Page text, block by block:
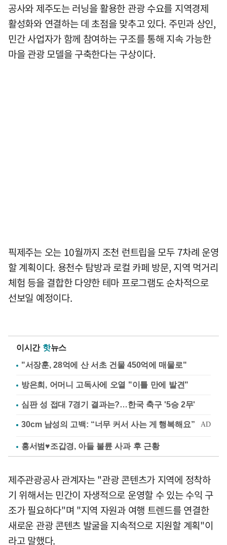
공사와 제주도는 러닝을 활용한 관광 수요를 지역경제
활성화와 연결하는 데 초점을 맞추고 있다. 주민과 상인,
민간 사업자가 함께 참여하는 구조를 통해 지속 가능한
마을 관광 모델을 구축한다는 구상이다.
픽제주는 오는 10월까지 조천 런트립을 모두 7차례 운영
할 계획이다. 용천수 탐방과 로컬 카페 방문, 지역 먹거리
체험 등을 결합한 다양한 테마 프로그램도 순차적으로
선보일 예정이다.
이시간 핫뉴스
"서장훈, 28억에 산 서초 건물 450억에 매물로"
방은희, 어머니 고독사에 오열 "이틀 만에 발견"
심판 성 접대 7경기 결과는?…한국 축구 '5승 2무'
홍서범♥조갑경, 아들 불륜 사과 후 근황
제주관광공사 관계자는 "관광 콘텐츠가 지역에 정착하
기 위해서는 민간이 자생적으로 운영할 수 있는 수익 구
조가 필요하다"며 "지역 자원과 여행 트렌드를 연결한
새로운 관광 콘텐츠 발굴을 지속적으로 지원할 계획"이
라고 말했다.